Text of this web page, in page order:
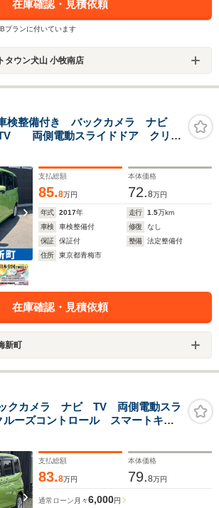
在庫確認・見積依頼
プランに付いています
タウン犬山 小牧南店
検整備付き バックカメラ ナビ
両側電動スライドドア クリア
&助手席シートヒーター 衝突被害
トキー 電動格納ミラー
支払総額
85.8万円
本体価格
72.8万円
年式 2017年 走行 1.5万km
車検
車検整備付 修復
なし
保証
保証付 整備
法定整備付
住所
東京都青梅市
在庫確認・見積依頼
新町
クカメラ ナビ TV 両側電動スラ
ーズコントロール スマートキ
ップ 電動格納ミラー フルフラ
ー CVT 盗難防止システム 衝突
支払総額
83.8万円
本体価格
79.8万円
通常ローン 月々6,000円